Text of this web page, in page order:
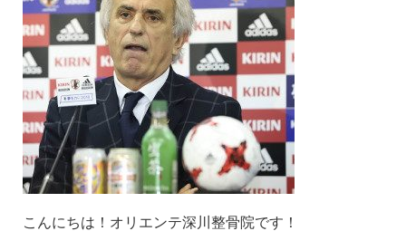
こんにちは！オリエンテ深川整骨院です！